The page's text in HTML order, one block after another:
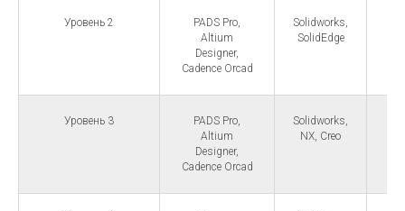
Уровень 2
PADS Pro,
Altium
Designer,
Cadence Orcad
Solidworks,
SolidEdge
Уровень 3
PADS Pro,
Altium
Designer,
Cadence Orcad
Solidworks,
NX, Creo